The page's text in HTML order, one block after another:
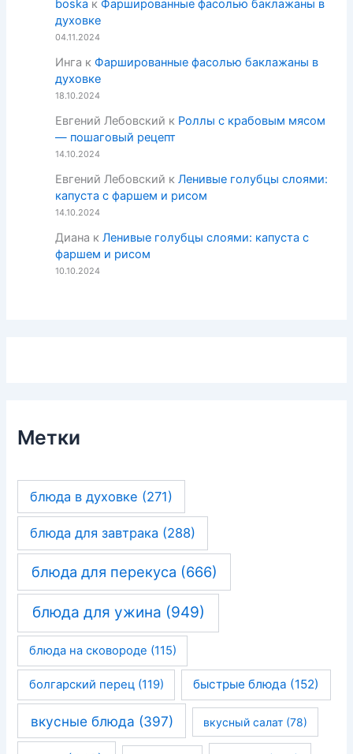
boska к Фаршированные фасолью баклажаны в
духовке
04.11.2024
Инга к Фаршированные фасолью баклажаны в
духовке
18.10.2024
Евгений Лебовский к Роллы с крабовым мясом
— пошаговый рецепт
14.10.2024
Евгений Лебовский к Ленивые голубцы слоями:
капуста с фаршем и рисом
14.10.2024
Диана к Ленивые голубцы слоями: капуста с
фаршем и рисом
10.10.2024
Метки
блюда в духовке (271)
блюда для завтрака (288)
блюда для перекуса (666)
блюда для ужина (949)
блюда на сковороде (115)
болгарский перец(119) быстрые блюда (152)
вкусные блюда (397) вкусный салат (78)